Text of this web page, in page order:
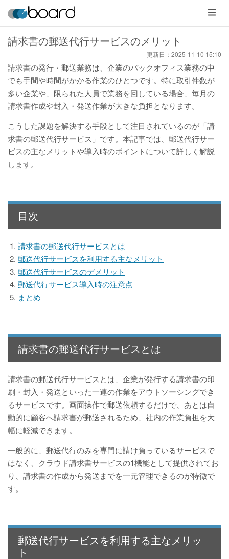
メ
ニ
ュ
ー
請求書の郵送代行サービスのメリット
更新日： 2025-11-10 15:10
請求書の発行・郵送業務は、企業のバックオフィス業務の中
でも手間や時間がかかる作業のひとつです。特に取引件数が
多い企業や、限られた人員で業務を回している場合、毎月の
請求書作成や封入・発送作業が大きな負担となります。
こうした課題を解決する手段として注目されているのが「請
求書の郵送代行サービス」です。本記事では、郵送代行サー
ビスの主なメリットや導入時のポイントについて詳しく解説
します。
目次
請求書の郵送代行サービスとは
郵送代行サービスを利用する主なメリット
郵送代行サービスのデメリット
郵送代行サービス導入時の注意点
まとめ
請求書の郵送代行サービスとは
請求書の郵送代行サービスとは、企業が発行する請求書の印
刷・封入・発送といった一連の作業をアウトソーシングでき
るサービスです。画面操作で郵送依頼するだけで、あとは自
動的に顧客へ請求書が郵送されるため、社内の作業負担を大
幅に軽減できます。
一般的に、郵送代行のみを専門に請け負っているサービスで
はなく、クラウド請求書サービスの1機能として提供されてお
り、請求書の作成から発送までを一元管理できるのが特徴で
す。
郵送代行サービスを利用する主なメリッ
ト